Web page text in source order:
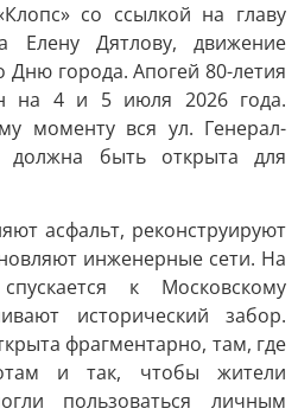
со ссылкой на главу
Елену Дятлову, движение
Дню города. Апогей 80-летия
на 4 и 5 июля 2026 года.
моменту вся ул. Генерал-
должна быть открыта для
асфальт, реконструируют
инженерные сети. На
к Московскому
исторический забор.
фрагментарно, там, где
и так, чтобы жители
пользоваться личным